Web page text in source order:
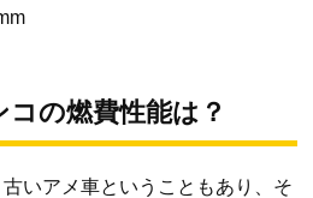
の燃費性能は？
いアメ車ということもあり、そ